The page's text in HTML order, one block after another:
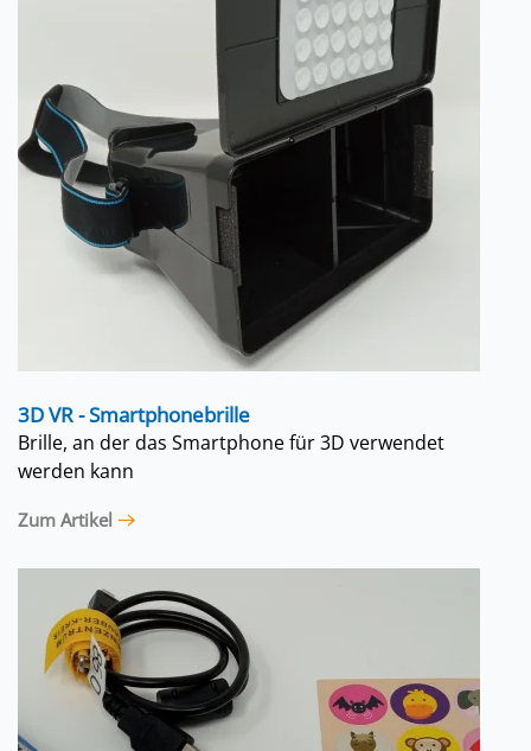
3D VR - Smartphonebrille
Brille, an der das Smartphone für 3D verwendet
werden kann
Zum Artikel